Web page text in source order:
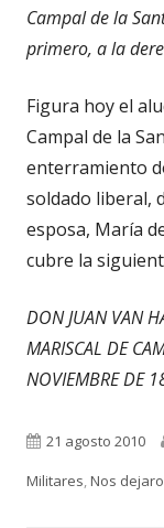
Campal de la
primero, a la
Figura hoy el
Campal de la
enterramiento
soldado liberal,
esposa, María
cubre la
DON JUAN VAN
MARISCAL DE
NOVIEMBRE DE
Publicado
el
21 agosto 2010
Militares,Nos